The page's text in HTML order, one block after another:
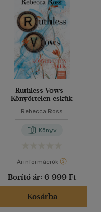
Ruthless Vows -
Könyörtelen eskük
Rebecca Ross
Könyv
Árinformációk
Borító ár: 6 999 Ft
Kosárba